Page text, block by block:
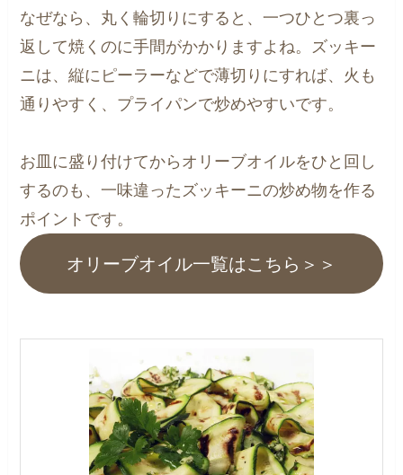
なぜなら、丸く輪切りにすると、一つひとつ裏っ
返して焼くのに手間がかかりますよね。ズッキー
ニは、縦にピーラーなどで薄切りにすれば、火も
通りやすく、プライパンで炒めやすいです。
お皿に盛り付けてからオリーブオイルをひと回し
するのも、一味違ったズッキーニの炒め物を作る
ポイントです。
オリーブオイル一覧はこちら＞＞